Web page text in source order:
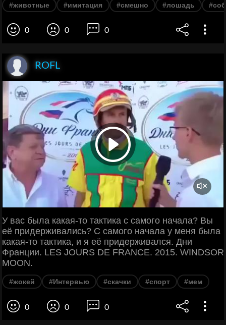
#животные #имитация #смешно #лошадь
0 0 0
ROFL
У вас была какая-то тактика с самого начала? Вы
её придерживались? С самого начала у меня была
какая-то тактика, и я её придерживался. Дни
Франции. LES JOURS DE FRANCE. 2015. WINDSOR
MOON.
#жокей #Интервью #скачки #спорт #мем
0 0 0